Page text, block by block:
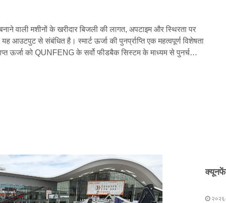
वाली मशीनों के खरीदार बिजली की लागत, अपटाइम और स्थिरता पर
आउटपुट से संबंधित है। स्मार्ट ऊर्जा की पुनर्प्राप्ति एक महत्वपूर्ण विशेषता
ऊर्जा को QUNFENG के सर्वो फीडबैक सिस्टम के माध्यम से पुनर्चक्रित